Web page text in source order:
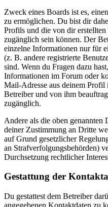
Zweck eines Boards ist es,
zu ermöglichen. Du bist dir
Profils und die von dir
zugänglich sein können. Der
einzelne Informationen nur für
(z. B. andere registrierte
sind. Wenn du Fragen dazu
Informationen im Forum oder
Mail-Adresse aus deinem Profil
Betreiber und von ihm
zugänglich.
Andere als die oben
deiner Zustimmung an Dritte
auf Grund gesetzlicher
an Strafverfolgungsbehörden)
Durchsetzung rechtlicher
Gestattung der
Du gestattest dem Betreiber
angegebenen Kontaktdaten zu